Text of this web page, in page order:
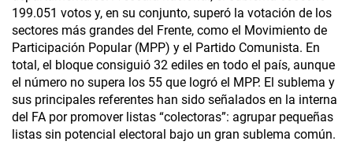
199.051 votos y, en su conjunto, superó la votación de los
sectores más grandes del Frente, como el Movimiento de
Participación Popular (MPP) y el Partido Comunista. En
total, el bloque consiguió 32 ediles en todo el país, aunque
el número no supera los 55 que logró el MPP. El sublema y
sus principales referentes han sido señalados en la interna
del FA por promover listas “colectoras”: agrupar pequeñas
listas sin potencial electoral bajo un gran sublema común.